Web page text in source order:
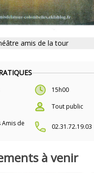
15h00
Tout public
de
02.31.72.19.03
amis de la tour
à venir